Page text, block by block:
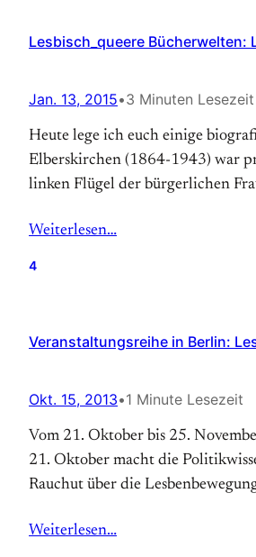
Lesbisch_queere Bücherwelten:
Jan. 13, 2015•3 Minuten Lesezeit
Heute lege ich euch einige
Elberskirchen (1864-1943) war
linken Flügel der bürgerlichen
Weiterlesen…
4
Veranstaltungsreihe in Berlin:
Okt. 15, 2013•1 Minute Lesezeit
Vom 21. Oktober bis 25.
21. Oktober macht die
Rauchut über die
Weiterlesen…